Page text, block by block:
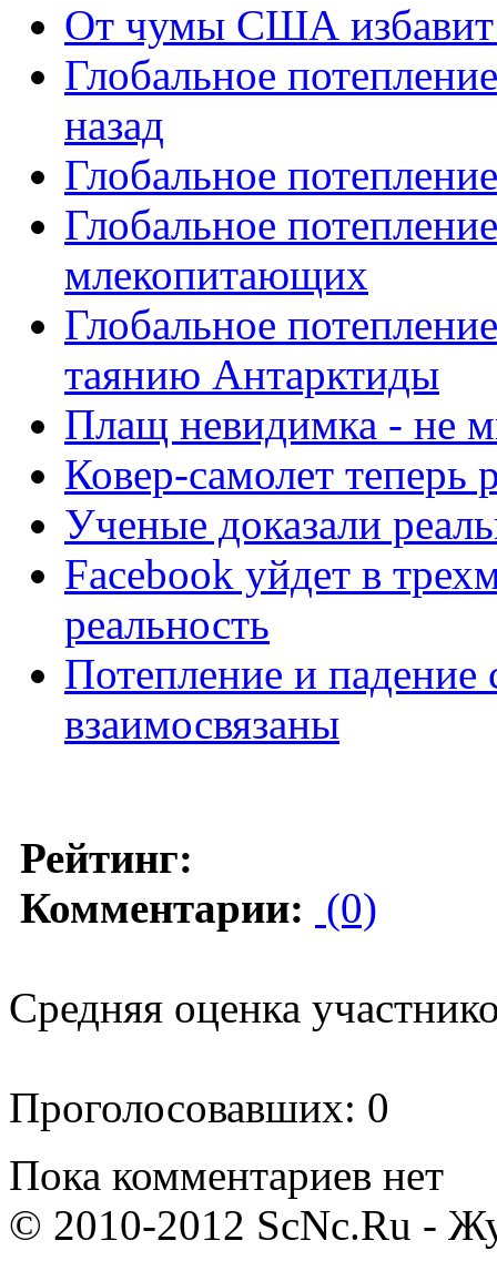
От чумы США избавит
Глобальное
назад
Глобальное
Глобальное
млекопитающих
Глобальное
таянию Антарктиды
Плащ невидимка - не
Ковер-самолет теперь
Ученые доказали
Facebook уйдет в
реальность
Потепление и падение
взаимосвязаны
Рейтинг:
Комментарии: (0)
Средняя оценка
Проголосовавших: 0
Пока комментариев нет
© 2010-2012 ScNc.Ru -